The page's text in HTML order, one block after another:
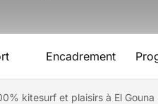
Encadrement
kitesurf et plaisirs à El Gouna